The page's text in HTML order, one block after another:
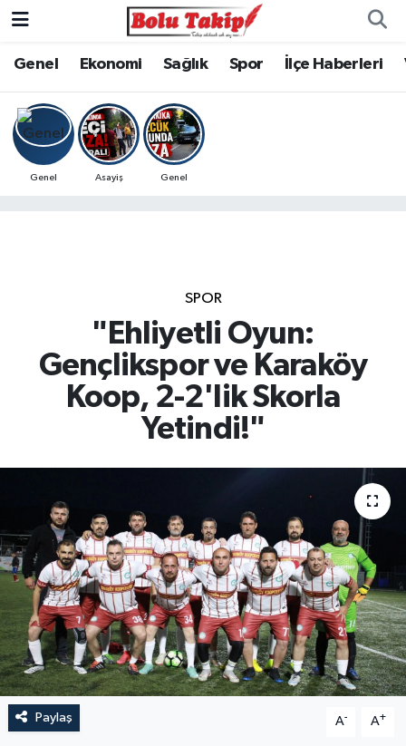
Genel Ekonomi Sağlık Spor İlçe Haberleri
Genel Asayiş Genel
SPOR
"Ehliyetli Oyun:
Gençlikspor ve Karaköy
Koop, 2-2'lik Skorla
Yetindi!"
Paylaş A- A+